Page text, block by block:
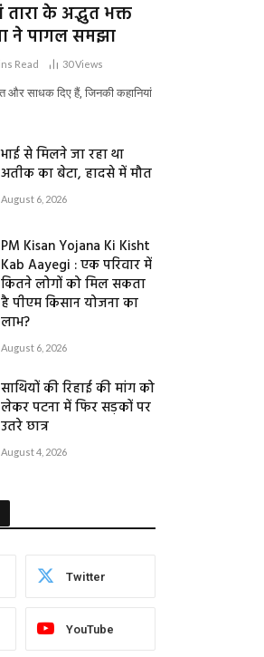
तारा के अद्भुत भक्त
ने पागल समझा
Read 30Views
और साधक दिए हैं, जिनकी कहानियां
भाई से मिलने जा रहा था
अतीक का बेटा, हादसे में मौत
August 6, 2026
PM Kisan Yojana Ki Kisht
Kab Aayegi : एक परिवार में
कितने लोगों को मिल सकता
है पीएम किसान योजना का
लाभ?
August 6, 2026
साथियों की रिहाई की मांग को
लेकर पटना में फिर सड़कों पर
उतरे छात्र
August 4, 2026
Twitter
YouTube